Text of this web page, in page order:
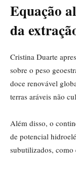
Equação
da
Cristina Duarte
sobre o peso
doce renovável
terras aráveis não
Além disso, o
de potencial
subutilizados, como